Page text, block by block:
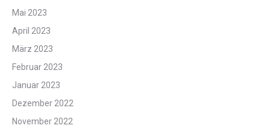
Mai 2023
April 2023
März 2023
Februar 2023
Januar 2023
Dezember 2022
November 2022